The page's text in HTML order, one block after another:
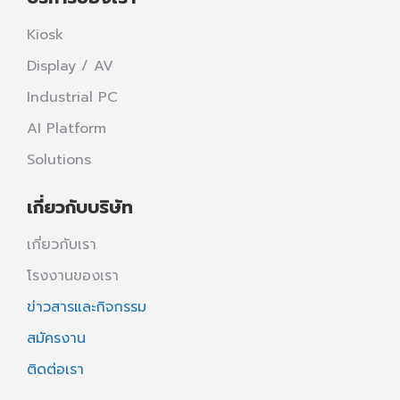
Kiosk
Display / AV
Industrial PC
AI Platform
Solutions
เกี่ยวกับบริษัท
เกี่ยวกับเรา
โรงงานของเรา
ข่าวสารและกิจกรรม
สมัครงาน
ติดต่อเรา